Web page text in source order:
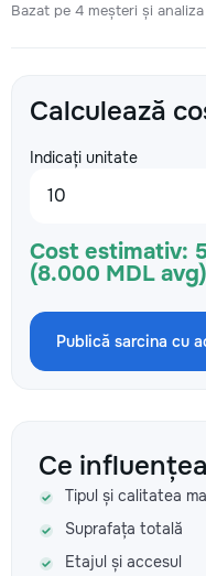
Bazat pe 4 meșteri și
Calculează
Indicați unitate
Cost estimativ:
(8.000 MDL avg)
Publică sarcina cu
Ce
Tipul și calitatea
Suprafața totală
Etajul și accesul